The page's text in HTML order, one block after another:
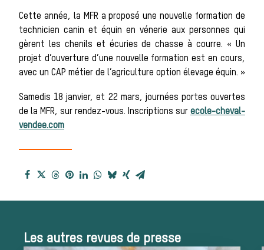
Histoire de la
chasse à
courre
Patrimoine
Équipages
Cette année, la MFR a proposé une nouvelle formation de
technicien canin et équin en vénerie aux personnes qui
gèrent les chenils et écuries de chasse à courre. « Un
projet d’ouverture d’une nouvelle formation est en cours,
avec un CAP métier de l’agriculture option élevage équin. »
Samedis 18 janvier, et 22 mars, journées portes ouvertes
de la MFR, sur rendez-vous. Inscriptions sur ecole-cheval-
vendee.com
Les autres revues de presse